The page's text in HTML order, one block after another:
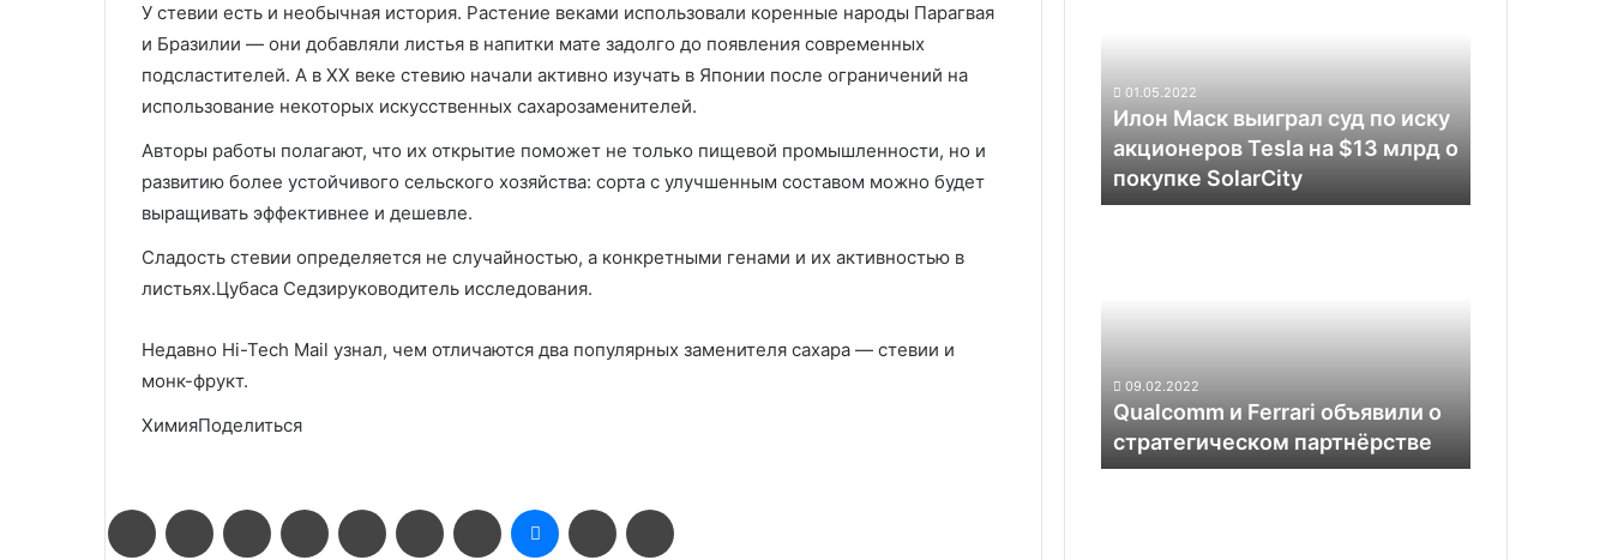
У стевии есть и необычная история. Растение веками использовали коренные народы Парагвая
и Бразилии — они добавляли листья в напитки мате задолго до появления современных
подсластителей. А в XX веке стевию начали активно изучать в Японии после ограничений на
использование некоторых искусственных сахарозаменителей.
Авторы работы полагают, что их открытие поможет не только пищевой промышленности, но и
развитию более устойчивого сельского хозяйства: сорта с улучшенным составом можно будет
выращивать эффективнее и дешевле.
Сладость стевии определяется не случайностью, а конкретными генами и их активностью в
листьях.Цубаса Седзируководитель исследования.
Недавно Hi-Tech Mail узнал, чем отличаются два популярных заменителя сахара — стевии и
монк-фрукт.
ХимияПоделиться
FacebookTwitter LinkedIn Pinterest Reddit ВконтактеОдноклассники
MessengerПоделиться
через
тыс.
авто
акционеров
Tesla
на
$13
млрд
01.05.2022
Илон Маск выиграл суд по иску
акционеров Tesla на $13 млрд о
покупке SolarCity
09.02.2022
Qualcomm и Ferrari объявили о
стратегическом партнёрстве